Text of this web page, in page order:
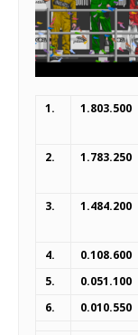
1. 1.803.500
2. 1.783.250
3. 1.484.200
4. 0.108.600
5.
0.051.100
6.
0.010.550